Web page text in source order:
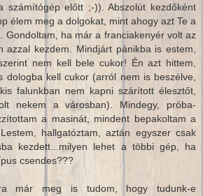
számítógép előtt ;-)). Abszolút kezdőként
élem meg a dolgokat, mint ahogy azt Te a
Gondoltam, ha már a franciakenyér volt az
azzal kezdem. Mindjárt pánikba is estem,
nem kell bele cukor! Én azt hittem,
dologba kell cukor (arról nem is beszélve,
falunkban nem kapni szárított élesztőt,
nekem a városban). Mindegy, próba-
a masinát, mindent bepakoltam a
hallgatóztam, aztán egyszer csak
kezdett...milyen lehet a többi gép, ha
csendes???
már meg is tudom, hogy tudunk-e